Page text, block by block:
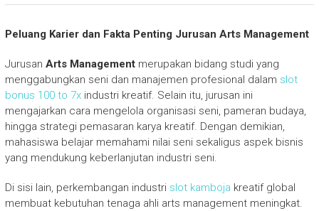
Peluang Karier dan Fakta Penting Jurusan Arts Management
Jurusan Arts Managementmerupakan bidang studi yang
menggabungkan seni dan manajemen profesional dalam slot
bonus 100 to 7xindustri kreatif. Selain itu, jurusan ini
mengajarkan cara mengelola organisasi seni, pameran budaya,
hingga strategi pemasaran karya kreatif. Dengan demikian,
mahasiswa belajar memahami nilai seni sekaligus aspek bisnis
yang mendukung keberlanjutan industri seni.
Di sisi lain, perkembangan industri slot kamboja kreatif global
membuat kebutuhan tenaga ahli arts management meningkat.